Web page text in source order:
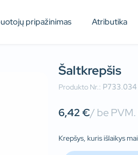
pripažinimas Atributika
Šaltkrepšis
Produkto Nr.: P733.034
6,42€/ be PVM.
Krepšys, kuris išlaikys